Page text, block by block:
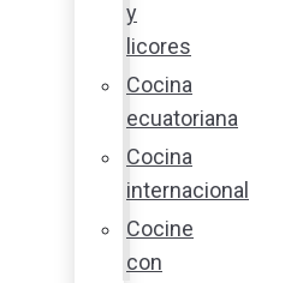
y
licores
Cocina
ecuatoriana
Cocina
internacional
Cocine
con